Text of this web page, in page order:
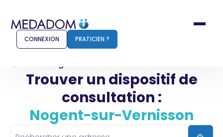
Comment ça marche ?
CONNEXION PRATICIEN ?
Nogent-sur-Vernisson
Trouver un dispositif de
consultation :
Nogent-sur-Vernisson